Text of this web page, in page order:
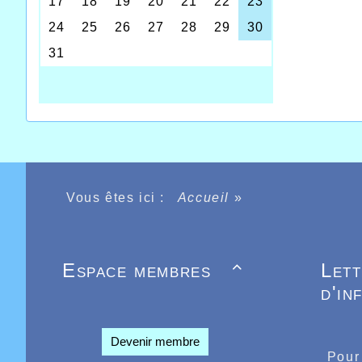
Vous êtes ici : Accueil »

Espace membres
Devenir membre